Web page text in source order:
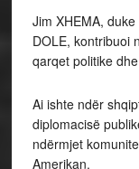
Jim XHEMA,
DOLE, kontribuoi
qarqet politike
Ai ishte ndër
diplomacisë
ndërmjet
Amerikan.